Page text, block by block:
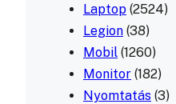
Laptop (2524)
Legion (38)
Mobil (1260)
Monitor (182)
Nyomtatás (3)